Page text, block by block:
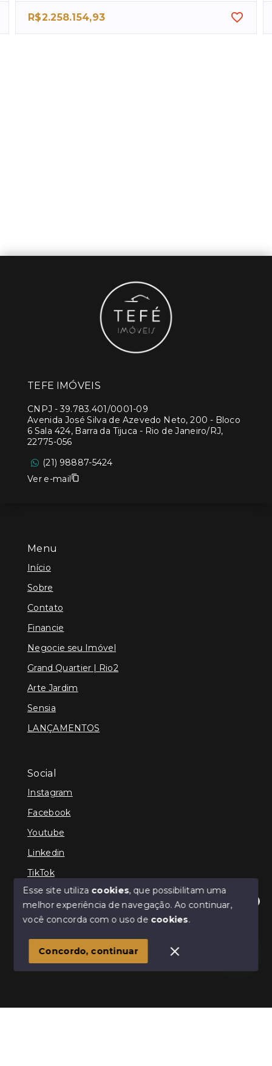
R$2.258.154,93
Olá! Estamos disponíveis para te ajudar.
Menu
Início
Sobre
Contato
Financie
Negocie seu Imóvel
Grand Quartier | Rio2
Arte Jardim
Sensia
LANÇAMENTOS
Social
Instagram
Facebook
Youtube
Linkedin
TikTok
© Copyright 2026 - TEFE IMÓVEIS - Todos os direitos
SITE PARA IMOBILIARIA
TEFE IMÓVEIS
CNPJ -39.783.401/0001-09
Avenida José Silva de Azevedo Neto, 200 - Bloco
6 Sala 424, Barra da Tijuca - Rio de Janeiro/RJ,
22775-056
(21) 98887-5424
Ver e-mail
Esse site utiliza cookies, que possibilitam uma
melhor experiência de navegação.Ao continuar,
você concorda com o uso de cookies.
Concordo, continuar